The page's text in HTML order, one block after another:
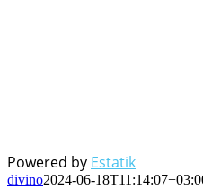
Powered by Estatik
divino2024-06-